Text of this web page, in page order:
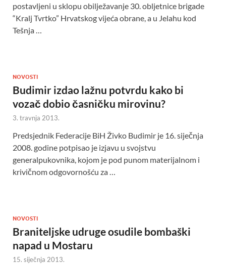
postavljeni u sklopu obilježavanje 30. obljetnice brigade
“Kralj Tvrtko” Hrvatskog vijeća obrane, a u Jelahu kod
Tešnja …
NOVOSTI
Budimir izdao lažnu potvrdu kako bi
vozač dobio časničku mirovinu?
3. travnja 2013.
Predsjednik Federacije BiH Živko Budimir je 16. siječnja
2008. godine potpisao je izjavu u svojstvu
generalpukovnika, kojom je pod punom materijalnom i
krivičnom odgovornošću za …
NOVOSTI
Braniteljske udruge osudile bombaški
napad u Mostaru
15. siječnja 2013.